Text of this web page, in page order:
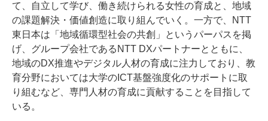
て、自立して学び、働き続けられる女性の育成と、地域
の課題解決・価値創造に取り組んでいく。一方で、NTT
東日本は「地域循環型社会の共創」というパーパスを掲
げ、グループ会社であるNTT DXパートナーとともに、
地域のDX推進やデジタル人材の育成に注力しており、教
育分野においては大学のICT基盤強度化のサポートに取
り組むなど、専門人材の育成に貢献することを目指して
いる。